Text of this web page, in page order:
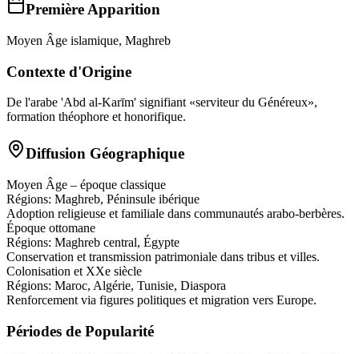
Première Apparition
Moyen Âge islamique, Maghreb
Contexte d'Origine
De l'arabe 'Abd al-Karīm' signifiant «serviteur du Généreux»,
formation théophore et honorifique.
Diffusion Géographique
Moyen Âge – époque classique
Régions: Maghreb, Péninsule ibérique
Adoption religieuse et familiale dans communautés arabo-berbères.
Époque ottomane
Régions: Maghreb central, Égypte
Conservation et transmission patrimoniale dans tribus et villes.
Colonisation et XXe siècle
Régions: Maroc, Algérie, Tunisie, Diaspora
Renforcement via figures politiques et migration vers Europe.
Périodes de Popularité